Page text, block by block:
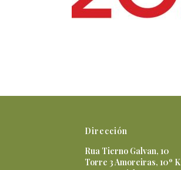
Dirección
Rua Tierno Galvan, 10
Torre 3 Amoreiras, 10º K